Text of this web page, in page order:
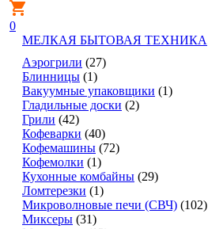
0
МЕЛКАЯ БЫТОВАЯ ТЕХНИКА
Аэрогрили (27)
Блинницы (1)
Вакуумные упаковщики (1)
Гладильные доски (2)
Грили (42)
Кофеварки (40)
Кофемашины (72)
Кофемолки (1)
Кухонные комбайны (29)
Ломтерезки (1)
Микроволновые печи (СВЧ) (102)
Миксеры (31)